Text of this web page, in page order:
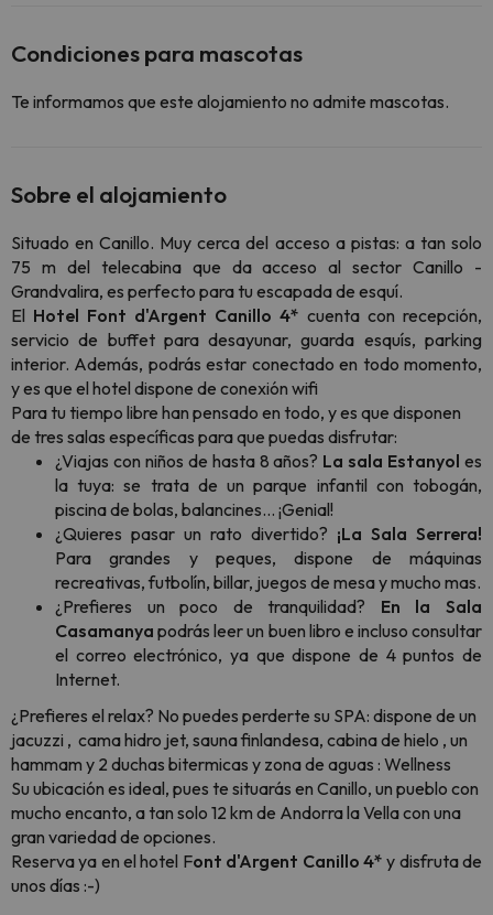
Condiciones para mascotas
Te informamos que este alojamiento no admite mascotas.
Sobre el alojamiento
Situado en Canillo. Muy cerca del acceso a pistas: a tan solo
75 m del telecabina que da acceso al sector Canillo -
Grandvalira, es perfecto para tu escapada de esquí.
El Hotel Font d'Argent Canillo 4* cuenta con recepción,
servicio de buffet para desayunar, guarda esquís, parking
interior. Además, podrás estar conectado en todo momento,
y es que el hotel dispone de conexión wifi
Para tu tiempo libre han pensado en todo, y es que disponen
de tres salas específicas para que puedas disfrutar:
¿Viajas con niños de hasta 8 años? La sala Estanyol es
la tuya: se trata de un parque infantil con tobogán,
piscina de bolas, balancines... ¡Genial!
¿Quieres pasar un rato divertido? ¡La Sala Serrera!
Para grandes y peques, dispone de máquinas
recreativas, futbolín, billar, juegos de mesa y mucho mas.
¿Prefieres un poco de tranquilidad? En la Sala
Casamanya podrás leer un buen libro e incluso consultar
el correo electrónico, ya que dispone de 4 puntos de
Internet.
¿Prefieres el relax? No puedes perderte su SPA: dispone de un
jacuzzi , cama hidro jet, sauna finlandesa, cabina de hielo , un
hammam y 2 duchas bitermicas y zona de aguas : Wellness
Su ubicación es ideal, pues te situarás en Canillo, un pueblo con
mucho encanto, a tan solo 12 km de Andorra la Vella con una
gran variedad de opciones.
Reserva ya en el hotel Font d'Argent Canillo 4* y disfruta de
unos días :-)